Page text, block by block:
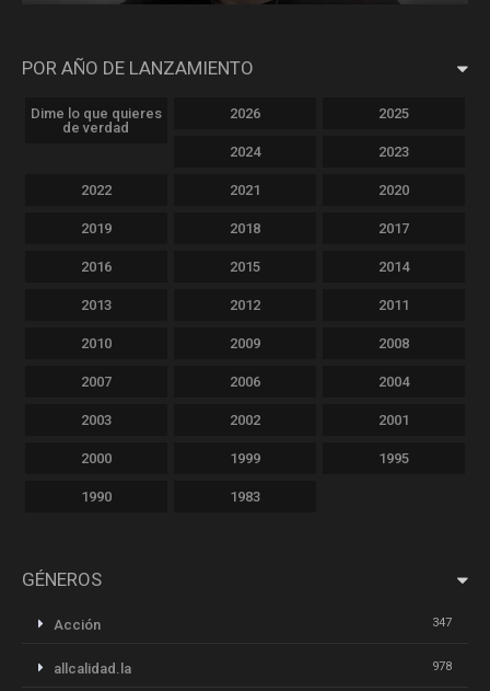
POR AÑO DE LANZAMIENTO
Dime lo que quieres
de verdad
2026 2025
2024 2023
2022 2021 2020
2019 2018 2017
2016 2015 2014
2013 2012 2011
2010 2009 2008
2007 2006 2004
2003 2002 2001
2000 1999 1995
1990 1983
GÉNEROS
Acción 347
allcalidad.la 978